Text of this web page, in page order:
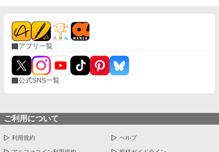
アプリ一覧
公式SNS一覧
ご利用について
利用規約 ヘルプ